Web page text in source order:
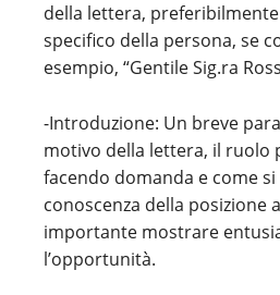
della lettera,
specifico della persona, se
esempio, “Gentile Sig.ra
-Introduzione: Un breve
motivo della lettera, il ruolo
facendo domanda e come si
conoscenza della posizione
importante mostrare
l’opportunità.